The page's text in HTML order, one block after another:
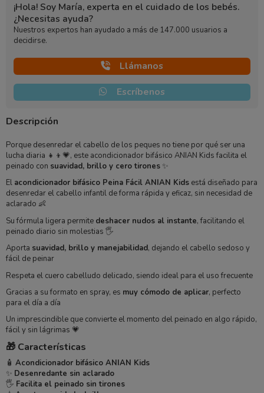
¡Hola! Soy María, experta en el cuidado de los bebés.
¿Necesitas ayuda?
Nuestros expertos han ayudado a más de 147.000 usuarios a
decidirse.
Llámanos
Escríbenos
Descripción
Porque desenredar el cabello de los peques no tiene por qué ser una
lucha diaria 👧👦💗, este acondicionador bifásico ANIAN Kids facilita el
peinado con suavidad, brillo y cero tirones✨
El acondicionador bifásico Peina Fácil ANIAN Kidsestá diseñado para
desenredar el cabello infantil de forma rápida y eficaz, sin necesidad de
aclarado 👶
Su fórmula ligera permite deshacer nudos al instante, facilitando el
peinado diario sin molestias 🖐️
Aporta suavidad, brillo y manejabilidad, dejando el cabello sedoso y
fácil de peinar
Respeta el cuero cabelludo delicado, siendo ideal para el uso frecuente
Gracias a su formato en spray, es muy cómodo de aplicar, perfecto
para el día a día
Un imprescindible que convierte el momento del peinado en algo rápido,
fácil y sin lágrimas 💗
🎁 Características
🧴 Acondicionador bifásico ANIAN Kids
✨ Desenredante sin aclarado
🖐️ Facilita el peinado sin tirones